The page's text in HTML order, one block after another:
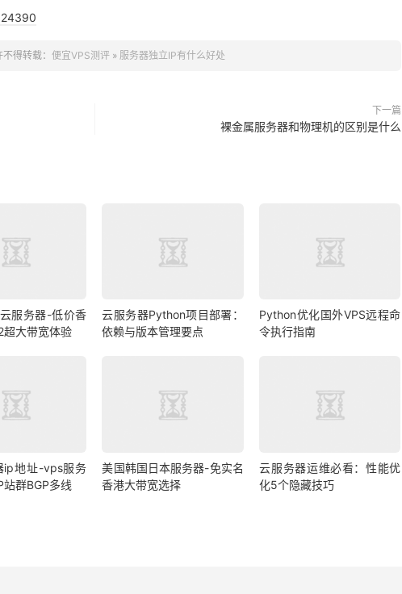
得转载： 便宜VPS测评» 服务器独立IP有什么好处
下一篇
裸金属服务器和物理机的区别是什么
服务器-低价香
大带宽体验
云服务器Python项目部署：
依赖与版本管理要点
Python优化国外VPS远程命
令执行指南
ip地址-vps服务
群BGP多线
美国韩国日本服务器-免实名
香港大带宽选择
云服务器运维必看：性能优
化5个隐藏技巧